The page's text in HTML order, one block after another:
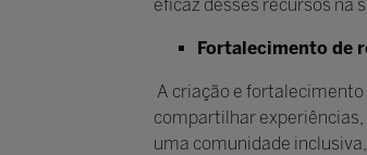
eficaz desses recursos na
Fortalecimento de
A criação e
compartilhar
uma comunidade